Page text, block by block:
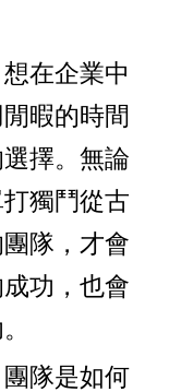
在企業中
暇的時間
擇。無論
獨鬥從古
隊，才會
功，也會
隊是如何